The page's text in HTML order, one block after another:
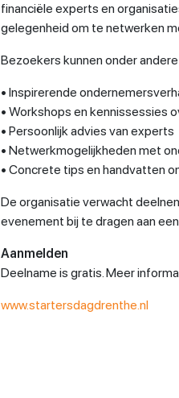
financiële experts en
gelegenheid om te netwerken
Bezoekers kunnen onder
• Inspirerende
• Workshops en kennissessies
• Persoonlijk advies van experts
• Netwerkmogelijkheden met
• Concrete tips en handvatten
De organisatie verwacht
evenement bij te dragen aan
Aanmelden
Deelname is gratis. Meer
www.startersdagdrenthe.nl